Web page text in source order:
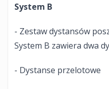
System B
- Zestaw dystansów
System B zawiera dwa
- Dystanse przelotowe